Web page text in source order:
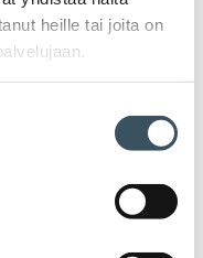
heille tai joita on
digitalisaatio